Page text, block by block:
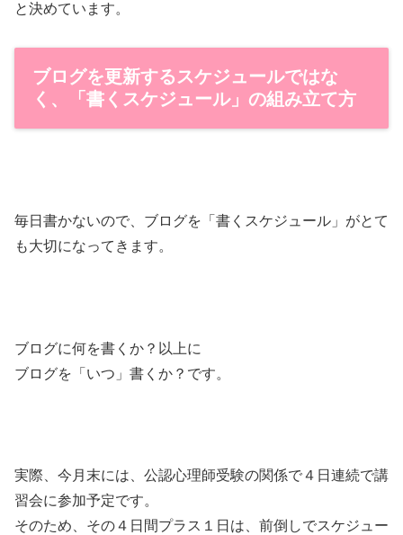
と決めています。
ブログを更新するスケジュールではな
く、「書くスケジュール」の組み立て方
毎日書かないので、ブログを「書くスケジュール」がとて
も大切になってきます。
ブログに何を書くか？以上に
ブログを「いつ」書くか？です。
実際、今月末には、公認心理師受験の関係で４日連続で講
習会に参加予定です。
そのため、その４日間プラス１日は、前倒しでスケジュー